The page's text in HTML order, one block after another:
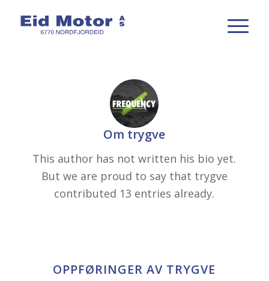
Om trygve
This author has not written his bio yet.
But we are proud to say that trygve
contributed 13 entries already.
OPPFØRINGER AV TRYGVE